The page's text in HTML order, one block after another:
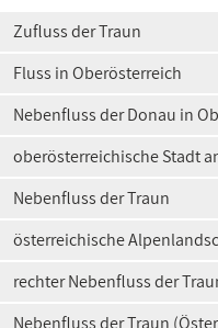
Zufluss der Traun
Fluss in Oberösterreich
Nebenfluss der Donau in
oberösterreichische Stadt
Nebenfluss der Traun
österreichische
rechter Nebenfluss der
Nebenfluss der Traun